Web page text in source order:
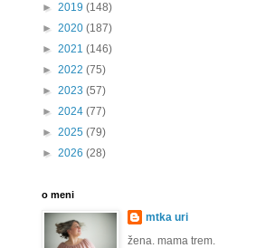
► 2019 (148)
► 2020 (187)
► 2021 (146)
► 2022 (75)
► 2023 (57)
► 2024 (77)
► 2025 (79)
► 2026 (28)
o meni
mtka uri
žena. mama trem.